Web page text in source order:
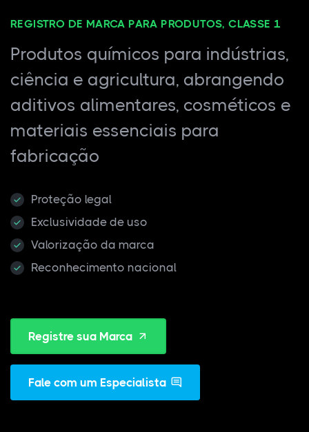
REGISTRO DE MARCA PARA PRODUTOS, CLASSE 1
Produtos químicos para indústrias,
ciência e agricultura, abrangendo
aditivos alimentares, cosméticos e
materiais essenciais para
fabricação
Proteção legal
Exclusividade de uso
Valorização da marca
Reconhecimento nacional
Registre sua Marca
Fale com um Especialista